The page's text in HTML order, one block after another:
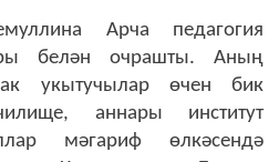
Арча педагогия
белән очрашты. Аның
укытучылар өчен бик
аннары институт
мәгариф өлкәсендә